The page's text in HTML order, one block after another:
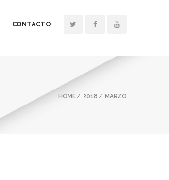
CONTACTO
HOME 2018 MARZO